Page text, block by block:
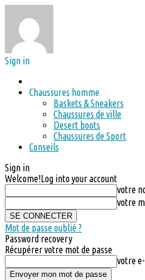
Sign in
Chaussures homme
Baskets & Sneakers
Chaussures de ville
Desert boots
Chaussures de Sport
Conseils
Sign in
Welcome!Log into your account
votre
votre
Mot de passe oublié ?
Password recovery
Récupérer votre mot de passe
votre